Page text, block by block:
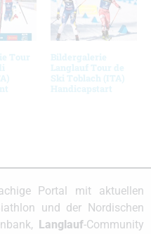
Tour
Bildergalerie
Langlauf Tour de
Ski Toblach (ITA)
Handicapstart
Portal mit aktuellen
und der Nordischen
Langlauf-Community